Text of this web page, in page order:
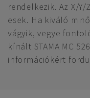
rendelkezik. Az X/
esek. Ha kiváló
vágyik, vegye
kínált STAMA MC
információkért